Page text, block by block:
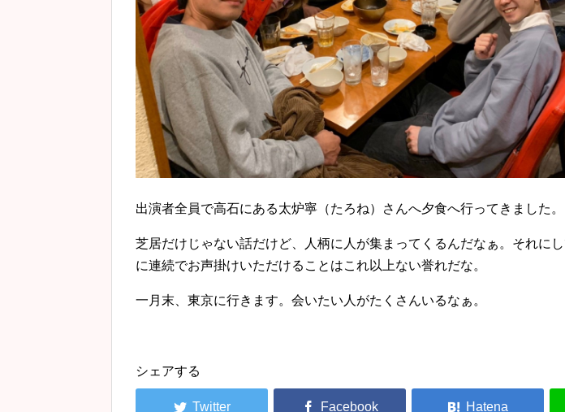
出演者全員で高石にある太炉寧（たろね）さんへ夕食へ行ってきました。
芝居だけじゃない話だけど、人柄に人が集まってくるんだなぁ。それに
に連続でお声掛けいただけることはこれ以上ない誉れだな。
一月末、東京に行きます。会いたい人がたくさんいるなぁ。
シェアする